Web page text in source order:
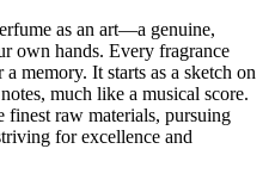
as an art—a genuine,
own hands. Every fragrance
memory. It starts as a sketch on
much like a musical score.
finest raw materials, pursuing
for excellence and